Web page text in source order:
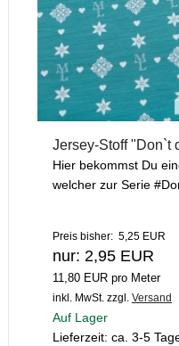
Jersey-Stoff "Don`t
Hier bekommst Du
welcher zur Serie
Preis bisher: 5,25 EUR
nur: 2,95 EUR
11,80 EUR pro Meter
inkl. MwSt. zzgl. Versand
Auf Lager
Lieferzeit: ca. 3-5